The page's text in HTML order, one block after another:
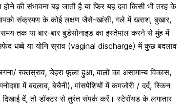
की संभावना बढ़ जाती है या फिर यह दवा किसी भी तरह के
संक्रमण के कोई लक्षण जैसे-खांसी,गले में खराश, बुखार,
तक या बार-बार बुडेसोनाइड का इस्तेमाल करने से मुंह में
धब्बे या योनि स्राव (vaginal discharge) में कुछ बदलाव
रक्तस्राव, चेहरा फूला हुआ, बालों का असामान्य विकास,
में बदलाव, बेचैनी), मांसपेशियों में कमजोरी / दर्द, स्किन
दें, तो डॉक्टर से तुरंत संपर्क करें। स्टेरॉयड के लगातार